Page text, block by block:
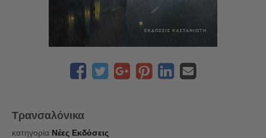
Τρανσαλόνικα
κατηγορία Νέες Εκδόσεις